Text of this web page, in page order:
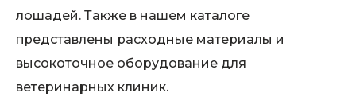
лошадей. Также в нашем каталоге
представлены расходные материалы и
высокоточное оборудование для
ветеринарных клиник.